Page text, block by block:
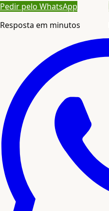
Pedir pelo WhatsApp
Resposta em minutos